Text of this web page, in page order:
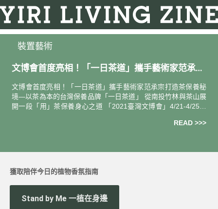
裝置藝術
文博會首度亮相！「一日茶道」攜手藝術家范承宗
文博會首度亮相！「一日茶道」攜手藝術家范承宗打造茶保養秘
境—以茶為本的台灣保養品牌「一日茶道」 從南投竹林與茶山展
開一段「用」茶保養身心之道 「2021臺灣文博會」4/21-4/25於
READ >>>
獲取陪伴今日的植物香氛指南
Stand by Me 一植在身邊